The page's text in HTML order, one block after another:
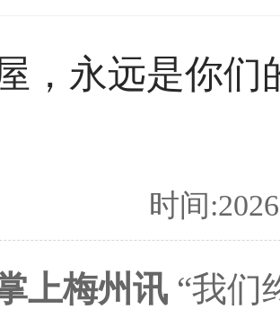
，永远是你
时间
梅州讯 “我们